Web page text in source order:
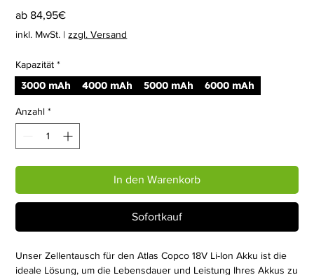
ab84,95€Sale-
Preis
inkl. MwSt. |zzgl. Versand
Kapazität *
3000 mAh 4000 mAh 5000 mAh 6000 mAh
Anzahl *
In den Warenkorb
Sofortkauf
Unser Zellentausch für den Atlas Copco 18V Li-Ion Akku ist die
ideale Lösung, um die Lebensdauer und Leistung Ihres Akkus zu